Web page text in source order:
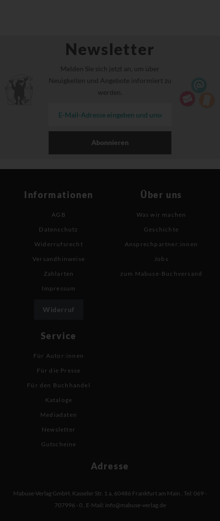
Newsletter
Melden Sie sich jetzt an, um über
Neuigkeiten und Angebote informiert zu
werden.
Abonnieren
Informationen
AGB
Datenschutz
Widerrufsrecht
Versandhinweise
Zahlarten
Impressum
Widerruf
Über uns
Was wir machen
Geschichte
Ansprechpartner:innen
Jobs
zum Mabuse-Buchversand
Service
Für Autor:innen
Für die Presse
Für den Buchhandel
Kataloge
Mediadaten
Newsletter
Gutscheine
Adresse
Mabuse-Verlag GmbH Kasseler Str. 1 a 60486 Frankfurt am Main Tel: 069 -
707996 - 0 E-Mail: info@mabuse-verlag.de